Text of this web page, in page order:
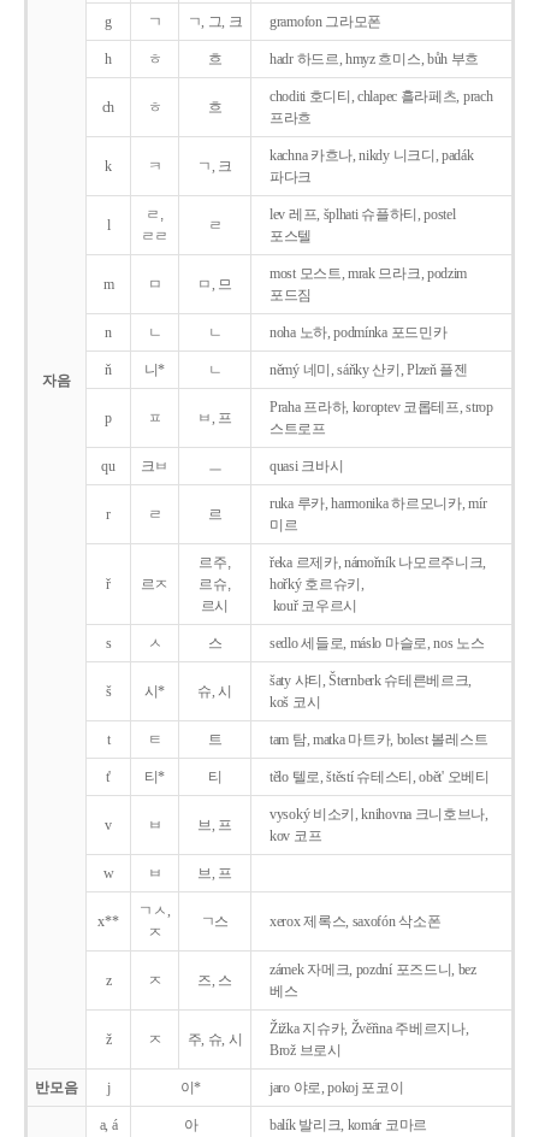
자음
g ㄱ ㄱ, 그, 크 gramofon 그라모폰
h ㅎ 흐 hadr 하드르, hmyz 흐미스, bůh 부흐
ch ㅎ 흐
choditi 호디티, chlapec 흘라페츠, prach
프라흐
k ㅋ ㄱ, 크
kachna 카흐나, nikdy 니크디, padák
파다크
l
ㄹ,
ㄹㄹ
ㄹ
lev 레프, šplhati 슈플하티, postel
포스텔
m ㅁ ㅁ, 므
most 모스트, mrak 므라크, podzim
포드짐
n ㄴ ㄴ noha 노하, podmínka 포드민카
ň 니* ㄴ němý 네미, sáňky 산키, Plzeň 플젠
p ㅍ ㅂ, 프
Praha 프라하, koroptev 코롭테프, strop
스트로프
qu 크ㅂ ㅡ quasi 크바시
r ㄹ 르
ruka 루카, harmonika 하르모니카, mír
미르
ř 르ㅈ
르주,
르슈,
르시
řeka 르제카, námořník 나모르주니크,
hořký 호르슈키,
kouř 코우르시
s ㅅ 스 sedlo 세들로, máslo 마슬로, nos 노스
š 시* 슈, 시
šaty 샤티, Šternberk 슈테른베르크,
koš 코시
t ㅌ 트 tam 탐, matka 마트카, bolest 볼레스트
t' 티* 티 tělo 텔로, štěstí 슈테스티, obět' 오베티
v ㅂ 브, 프
vysoký 비소키, knihovna 크니호브나,
kov 코프
w ㅂ 브, 프
x**
ㄱㅅ,
ㅈ
ㄱ스 xerox 제록스, saxofón 삭소폰
z ㅈ 즈, 스
zámek 자메크, pozdní 포즈드니, bez
베스
ž ㅈ 주, 슈, 시
Žižka 지슈카, Žvěřina 주베르지나,
Brož 브로시
반모음 j 이* jaro 야로, pokoj 포코이
a, á 아 balík 발리크, komár 코마르